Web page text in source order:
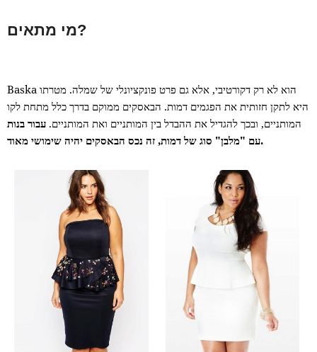
מי מתאים?
Baska הוא לא רק דקורטיבי, אלא גם פרט פונקציונלי של שמלה. מטרתו
היא לתקן חזותית את הפגמים דמות. הבאסקים ממוקם בדרך כלל מתחת לקו
המותניים, ובכך להגדיל את ההבדל בין המותניים ואת המותניים. עבור בנות
עם "מלבן" סוג של דמות, זה נכס הבאסקים יהיה שימושי מאוד.